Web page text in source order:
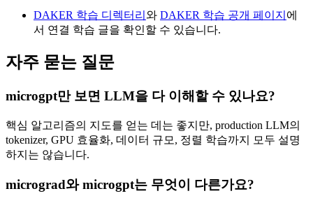
DAKER 학습 디렉터리 와 DAKER 학습 공개 페이지 에
서 연결 학습 글을 확인할 수 있습니다.
자주 묻는 질문
microgpt만 보면 LLM을 다 이해할 수 있나요?
핵심 알고리즘의 지도를 얻는 데는 좋지만, production LLM의
tokenizer, GPU 효율화, 데이터 규모, 정렬 학습까지 모두 설명
하지는 않습니다.
micrograd와 microgpt는 무엇이 다른가요?